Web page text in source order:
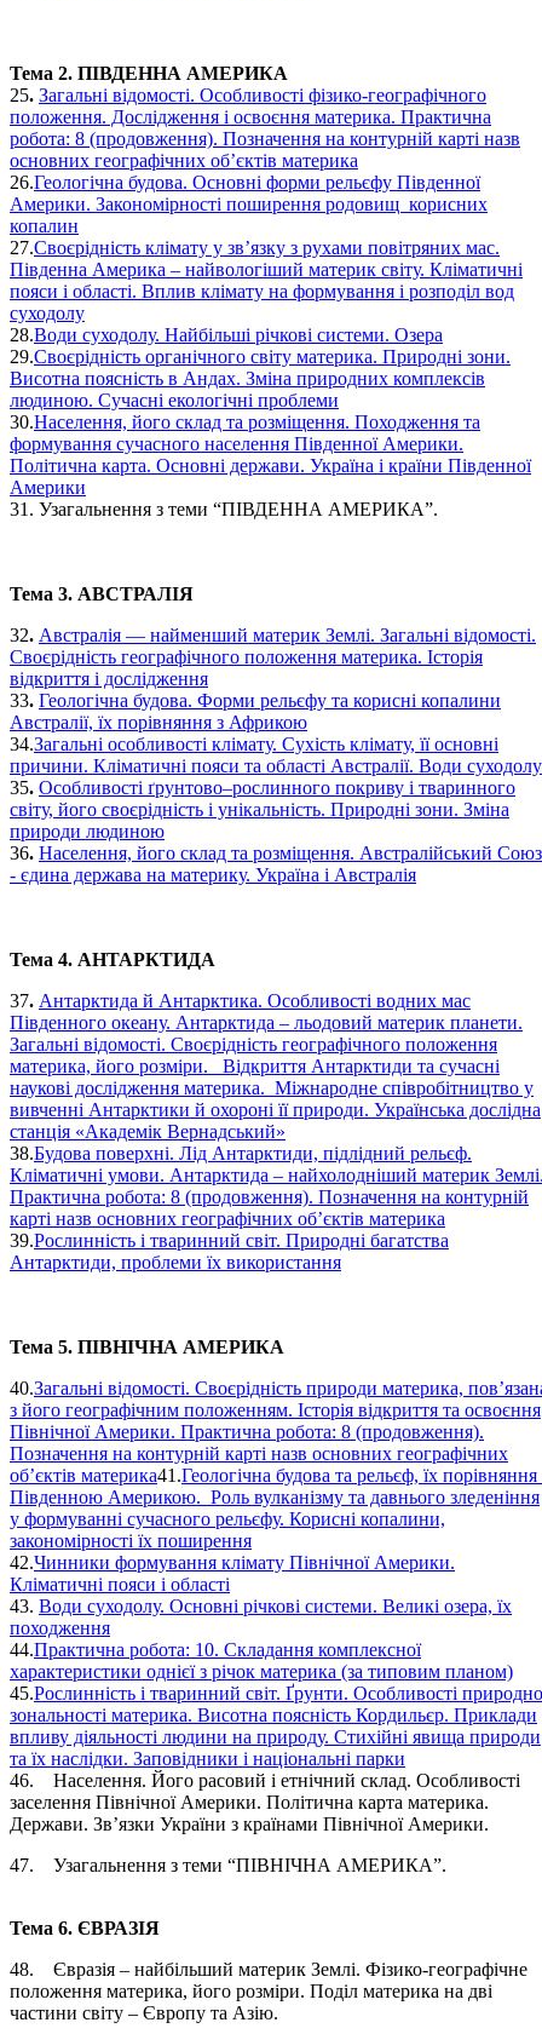
Тема 2. ПІВДЕННА АМЕРИКА
25. Загальні відомості. Особливості фізико-географічного
положення. Дослідження і освоєння материка. Практична
робота: 8 (продовження). Позначення на контурній карті назв
основних географічних об’єктів материка
26.Геологічна будова. Основні форми рельєфу Південної
Америки. Закономірності поширення родовищ корисних
копалин
27.Своєрідність клімату у зв’язку з рухами повітряних мас.
Південна Америка – найвологіший материк світу. Кліматичні
пояси і області. Вплив клімату на формування і розподіл вод
суходолу
28.Води суходолу. Найбільші річкові системи. Озера
29.Своєрідність органічного світу материка. Природні зони.
Висотна поясність в Андах. Зміна природних комплексів
людиною. Сучасні екологічні проблеми
30.Населення, його склад та розміщення. Походження та
формування сучасного населення Південної Америки.
Політична карта. Основні держави. Україна і країни Південної
Америки
31. Узагальнення з теми “ПІВДЕННА АМЕРИКА”.
Тема 3. АВСТРАЛІЯ
32. Австралія — найменший материк Землі. Загальні відомості.
Своєрідність географічного положення материка. Історія
відкриття і дослідження
33. Геологічна будова. Форми рельєфу та корисні копалини
Австралії, їх порівняння з Африкою
34.Загальні особливості клімату. Сухість клімату, її основні
причини. Кліматичні пояси та області Австралії. Води суходолу
35. Особливості ґрунтово–рослинного покриву і тваринного
світу, його своєрідність і унікальність. Природні зони. Зміна
природи людиною
36. Населення, його склад та розміщення. Австралійський Союз
- єдина держава на материку. Україна і Австралія
Тема 4. АНТАРКТИДА
37. Антарктида й Антарктика. Особливості водних мас
Південного океану. Антарктида – льодовий материк планети.
Загальні відомості. Своєрідність географічного положення
материка, його розміри. Відкриття Антарктиди та сучасні
наукові дослідження материка. Міжнародне співробітництво у
вивченні Антарктики й охороні її природи. Українська дослідна
станція «Академік Вернадський»
38.Будова поверхні. Лід Антарктиди, підлідний рельєф.
Кліматичні умови. Антарктида – найхолодніший материк
Практична робота: 8 (продовження). Позначення на контурній
карті назв основних географічних об’єктів материка
39.Рослинність і тваринний світ. Природні багатства
Антарктиди, проблеми їх використання
Тема 5. ПІВНІЧНА АМЕРИКА
40.Загальні відомості. Своєрідність природи материка,
з його географічним положенням. Історія відкриття та освоєння
Північної Америки. Практична робота: 8 (продовження).
Позначення на контурній карті назв основних географічних
об’єктів материка41.Геологічна будова та рельєф, їх порівняння
Південною Америкою. Роль вулканізму та давнього зледеніння
у формуванні сучасного рельєфу. Корисні копалини,
закономірності їх поширення
42.Чинники формування клімату Північної Америки.
Кліматичні пояси і області
43. Води суходолу. Основні річкові системи. Великі озера, їх
походження
44.Практична робота: 10. Складання комплексної
характеристики однієї з річок материка (за типовим планом)
45.Рослинність і тваринний світ. Ґрунти. Особливості
зональності материка. Висотна поясність Кордильєр. Приклади
впливу діяльності людини на природу. Стихійні явища природи
та їх наслідки. Заповідники і національні парки
46. Населення. Його расовий і етнічний склад. Особливості
заселення Північної Америки. Політична карта материка.
Держави. Зв’язки України з країнами Північної Америки.
47. Узагальнення з теми “ПІВНІЧНА АМЕРИКА”.
Тема 6. ЄВРАЗІЯ
48. Євразія – найбільший материк Землі. Фізико-географічне
положення материка, його розміри. Поділ материка на дві
частини світу – Європу та Азію.